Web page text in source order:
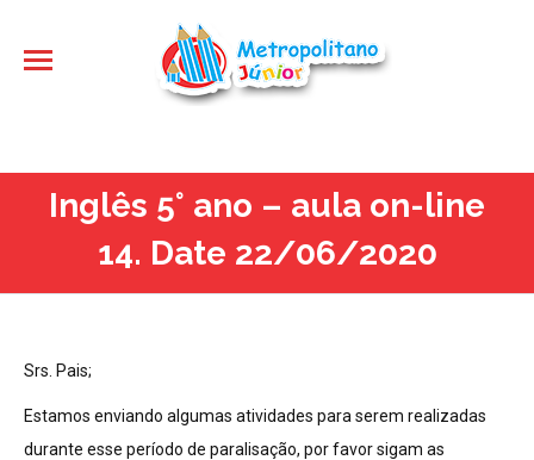
Inglês 5° ano – aula on-line
14. Date 22/06/2020
Srs. Pais;
Estamos enviando algumas atividades para serem realizadas
durante esse período de paralisação, por favor sigam as